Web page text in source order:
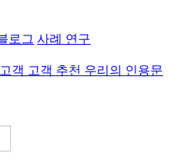
로그 사례 연구
객 고객 추천 우리의 인용문